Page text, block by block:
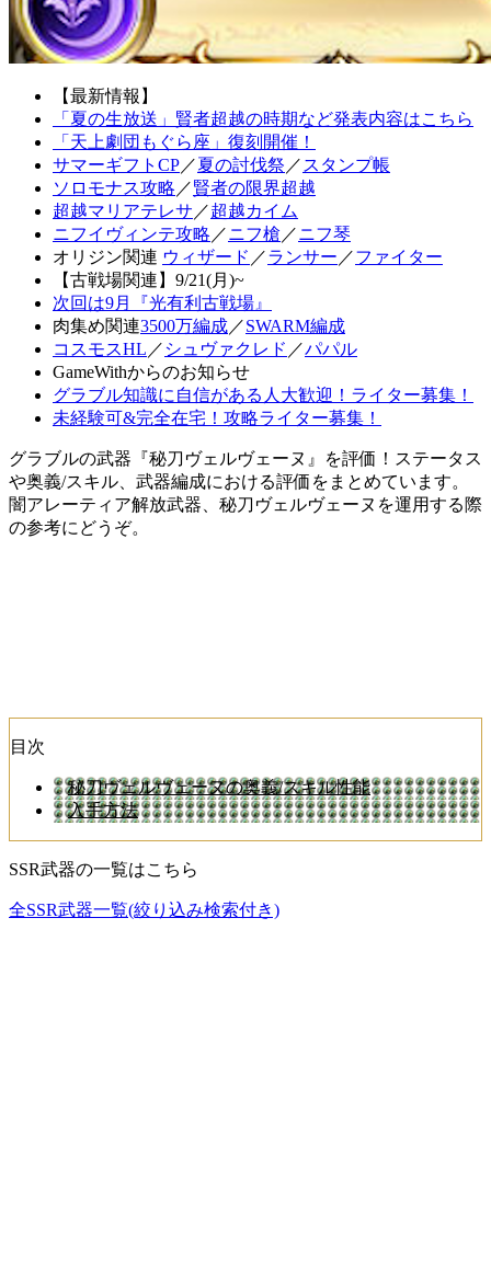
【最新情報】
「夏の生放送」賢者超越の時期など発表内容はこちら
「天上劇団もぐら座」復刻開催！
サマーギフトCP／夏の討伐祭 ／ スタンプ帳
ソロモナス攻略 ／賢者の限界超越
超越マリアテレサ ／超越カイム
ニフイヴィンテ攻略 ／ニフ槍 ／ニフ琴
オリジン関連 ウィザード ／ランサー ／ファイター
【古戦場関連】9/21(月)~
次回は9月『光有利古戦場』
肉集め関連3500万編成／SWARM編成
コスモスHL ／ シュヴァクレド ／パパル
GameWithからのお知らせ
グラブル知識に自信がある人大歓迎！ライター募集！
未経験可&完全在宅！攻略ライター募集！
グラブルの武器『秘刀ヴェルヴェーヌ』を評価！ステータス
や奥義/スキル、武器編成における評価をまとめています。
闇アレーティア解放武器、秘刀ヴェルヴェーヌを運用する際
の参考にどうぞ。
目次
秘刀ヴェルヴェーヌの奥義/スキル性能
入手方法
SSR武器の一覧はこちら
全SSR武器一覧(絞り込み検索付き)